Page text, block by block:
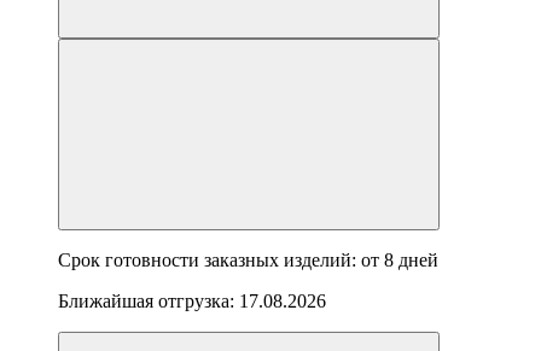
Срок готовности заказных изделий: от 8 дней
Ближайшая отгрузка: 17.08.2026